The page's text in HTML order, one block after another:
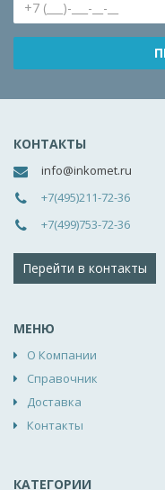
КОНТАКТЫ
info@inkomet.ru
+7(495)211-72-36
+7(499)753-72-36
Перейти в контакты
МЕНЮ
О Компании
Справочник
Доставка
Контакты
КАТЕГОРИИ